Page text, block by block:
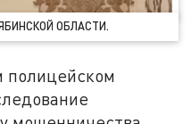
ОБЛАСТИ.
полицейском